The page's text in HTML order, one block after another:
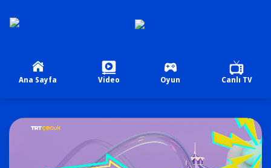
Ana Sayfa Video Oyun Canlı TV